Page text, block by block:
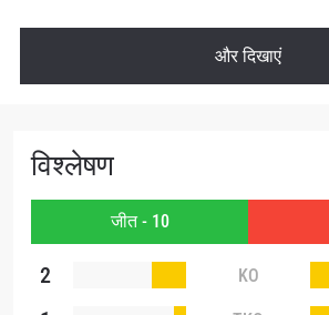
और दिखाएं
विश्लेषण
जीत - 10
2 KO
STAY IN THE KNOW
Take ONE Championship wherever
to gain access to latest news, unlock
and get first access to the best